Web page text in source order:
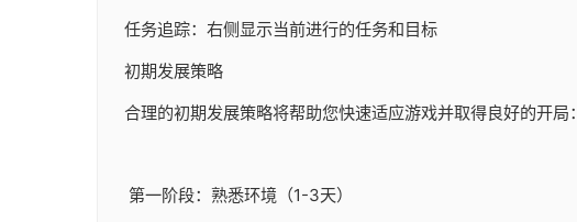
任务追踪：右侧显示当前进行的任务和目标
初期发展策略
合理的初期发展策略将帮助您快速适应游戏并取得良好的开局：
第一阶段：熟悉环境（1-3天）